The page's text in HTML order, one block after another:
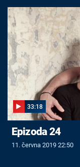
33:18
Epizoda 24
11. června 2019 22:50